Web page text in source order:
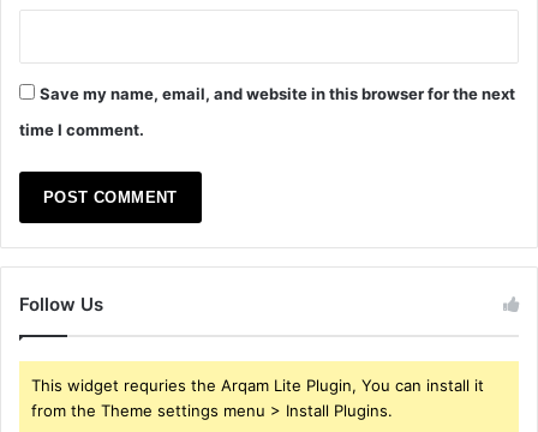
Save my name, email, and website in this browser for the next
time I comment.
Follow Us
This widget requries the Arqam Lite Plugin, You can install it
from the Theme settings menu > Install Plugins.